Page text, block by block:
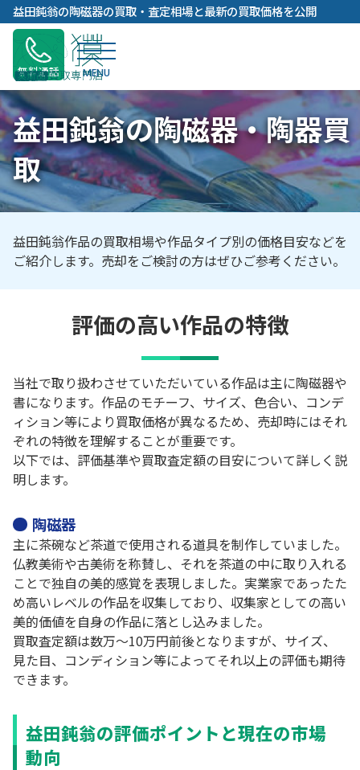
内
容
キ
プ
益田鈍翁の陶磁器の買取・査定相場と最新の買取価格を公開
無料通話
益田鈍翁の陶磁器・陶器買
取
益田鈍翁作品の買取相場や作品タイプ別の価格目安などを
ご紹介します。売却をご検討の方はぜひご参考ください。
評価の高い作品の特徴
当社で取り扱わさせていただいている作品は主に陶磁器や
書になります。作品のモチーフ、サイズ、色合い、コンデ
ィション等により買取価格が異なるため、売却時にはそれ
ぞれの特徴を理解することが重要です。
以下では、評価基準や買取査定額の目安について詳しく説
明します。
陶磁器
主に茶碗など茶道で使用される道具を制作していました。
仏教美術や古美術を称賛し、それを茶道の中に取り入れる
ことで独自の美的感覚を表現しました。実業家であったた
め高いレベルの作品を収集しており、収集家としての高い
美的価値を自身の作品に落とし込みました。
買取査定額は数万～10万円前後となりますが、サイズ、
見た目、コンディション等によってそれ以上の評価も期待
できます。
益田鈍翁の評価ポイントと現在の市場
動向